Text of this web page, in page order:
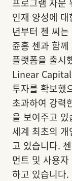
인재 양성에
년부터 첸 씨
쥰홍 첸과 함
플랫폼을 출시
Linear
투자를 확보했
초과하여 강력
을 보여주고
세계 최초의
고 있습니다.
먼트 및 사용
하고 있습니다.